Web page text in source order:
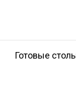
Готовые